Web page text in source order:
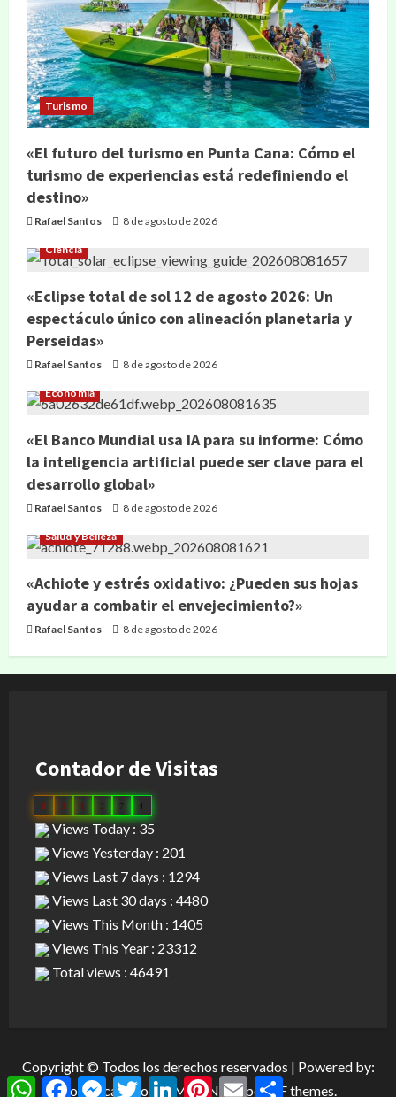
Turismo
«El futuro del turismo en Punta Cana: Cómo el
turismo de experiencias está redefiniendo el
destino»
Rafael Santos 8 de agosto de 2026
Ciencia
«Eclipse total de sol 12 de agosto 2026: Un
espectáculo único con alineación planetaria y
Perseidas»
Rafael Santos 8 de agosto de 2026
Economía
«El Banco Mundial usa IA para su informe: Cómo
la inteligencia artificial puede ser clave para el
desarrollo global»
Rafael Santos 8 de agosto de 2026
Salud y Belleza
«Achiote y estrés oxidativo: ¿Pueden sus hojas
ayudar a combatir el envejecimiento?»
Rafael Santos 8 de agosto de 2026
Contador de Visitas
0 3 1 7 4
Views Today : 35
Views Yesterday : 201
Views Last 7 days : 1294
Views Last 30 days : 4480
Views This Month : 1405
Views This Year : 23312
Total views : 46491
Copyright © Todos los derechos reservados | Powered by:
Dominican Cloud| MoreNews por AF themes.
WhatsAppFacebookMessenger
TwitterLinkedInPinterestEmailCompartir